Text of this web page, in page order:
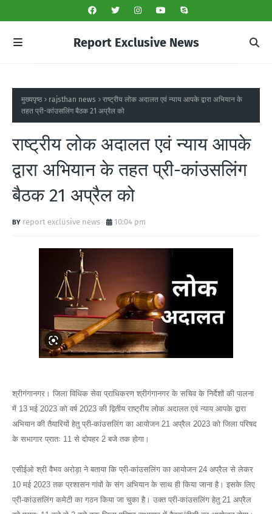
Report Exclusive News
मुख्यपृष्ठ rajsthan news
राष्ट्रीय लोक अदालत एवं न्याय आपके द्वारा अभियान के
तहत प्री-कांउसलिंग बैठक 21 अप्रैल को
राष्ट्रीय लोक अदालत एवं न्याय आपके
द्वारा अभियान के तहत प्री-कांउसलिंग
बैठक 21 अप्रैल को
report exclusive news 10:04 pm
श्रीगंगानगर। जिला विधिक सेवा प्राधिकरण श्रीगंगानगर के सचिव के निर्देशों की पालना
में 13 मई 2023 को वर्ष 2023 की द्वितीय राष्ट्रीय लोक अदालत एवं न्याय आपके द्वारा
अभियान की तैयारियों हेतु प्री-कांउसलिंग का आयोजन 21 अप्रैल 2023 को जिला परिषद
के सभागार प्रातः 11 से दोपहर 2 बजे तक होगा।
एसीईओ श्री वैभव अरोड़ा ने बताया कि प्री-कांउसलिंग का आयोजन 24 अप्रैल से लेकर
10 मई 2023 तक प्रशासन गांवों के संग अभियान के साथ ही किया जाना है। इसके लिए
प्री-कांउसलिंग कमेटी का गठन किया जा चुका है। उक्त प्री-कांउसलिंग हेतु 21 अप्रैल